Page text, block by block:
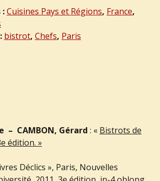
:Cuisines Pays et Régions, France,
bistrot, Chefs, Paris
– CAMBON, Gérard : « Bistrots de
édition. »
Déclics », Paris, Nouvelles